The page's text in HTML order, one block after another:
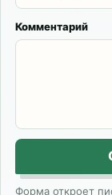
Комментарий
Форма откроет